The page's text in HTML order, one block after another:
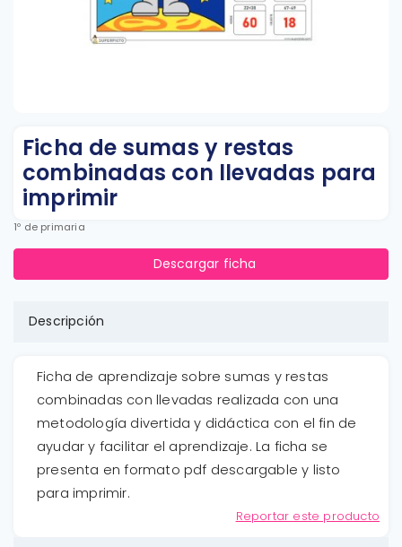
Ficha de sumas y restas
combinadas con llevadas para
imprimir
1º de primaria
Descargar ficha
Descripción
Ficha de aprendizaje sobre sumas y restas
combinadas con llevadas realizada con una
metodología divertida y didáctica con el fin de
ayudar y facilitar el aprendizaje. La ficha se
presenta en formato pdf descargable y listo
para imprimir.
Reportar este producto